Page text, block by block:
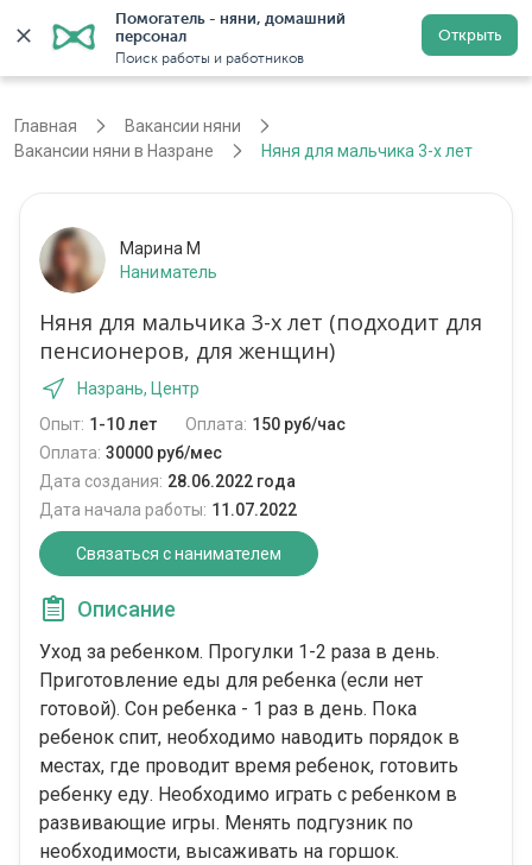
Помогатель - няни, домашний
персонал
Поиск работы и работников
Открыть
Регистрация
Главная
Вакансии няни
Вакансии няни в Назране
Няня для мальчика 3-х лет
Марина М
Наниматель
Няня для мальчика 3-х лет (подходит для
пенсионеров, для женщин)
Назрань, Центр
Опыт: 1-10 лет Оплата: 150 руб/час
Оплата: 30000 руб/мес
Дата создания: 28.06.2022 года
Дата начала работы: 11.07.2022
Связаться с нанимателем
Описание
Уход за ребенком. Прогулки 1-2 раза в день.
Приготовление еды для ребенка (если нет
готовой). Сон ребенка - 1 раз в день. Пока
ребенок спит, необходимо наводить порядок в
местах, где проводит время ребенок, готовить
ребенку еду. Необходимо играть с ребенком в
развивающие игры. Менять подгузник по
необходимости, высаживать на горшок.